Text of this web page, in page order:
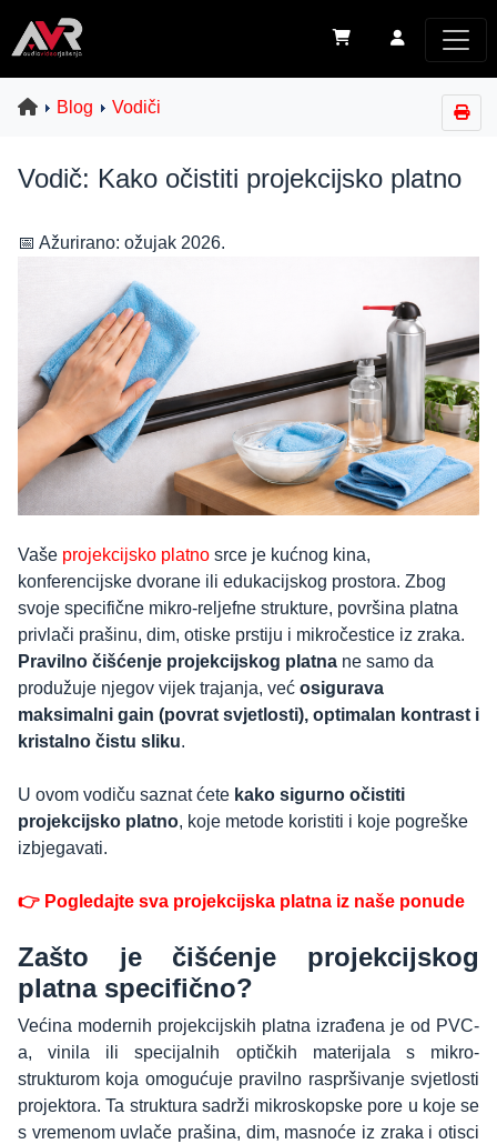
Blog Vodiči
Vodič: Kako očistiti projekcijsko platno
📅 Ažurirano: ožujak 2026.
Vaše projekcijsko platno srce je kućnog kina,
konferencijske dvorane ili edukacijskog prostora. Zbog
svoje specifične mikro-reljefne strukture, površina platna
privlači prašinu, dim, otiske prstiju i mikročestice iz zraka.
Pravilno čišćenje projekcijskog platna ne samo da
produžuje njegov vijek trajanja, već osigurava
maksimalni gain (povrat svjetlosti), optimalan kontrast i
kristalno čistu sliku.
U ovom vodiču saznat ćete kako sigurno očistiti
projekcijsko platno, koje metode koristiti i koje pogreške
izbjegavati.
👉 Pogledajte sva projekcijska platna iz naše ponude
Zašto je čišćenje projekcijskog
platna specifično?
Većina modernih projekcijskih platna izrađena je od PVC-
a, vinila ili specijalnih optičkih materijala s mikro-
strukturom koja omogućuje pravilno raspršivanje svjetlosti
projektora. Ta struktura sadrži mikroskopske pore u koje se
s vremenom uvlače prašina, dim, masnoće iz zraka i otisci